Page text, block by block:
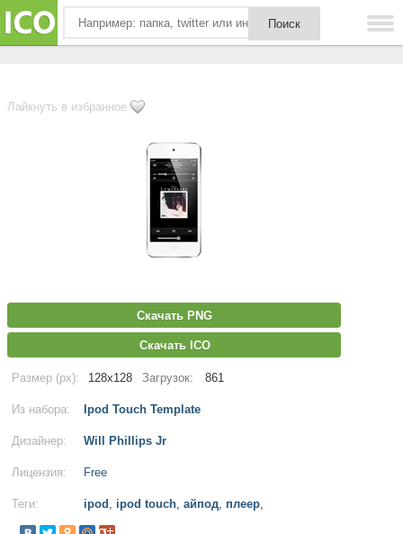
Лайкнуть в избранное
Скачать PNG
Скачать ICO
Размер (px): 128x128 Загрузок: 861
Из набора: Ipod Touch Template
Дизайнер: Will Phillips Jr
Лицензия: Free
Теги: ipod , ipod touch, айпод, плеер,